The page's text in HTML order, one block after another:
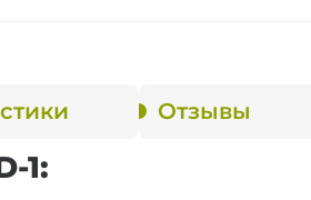
Отзывы
1: